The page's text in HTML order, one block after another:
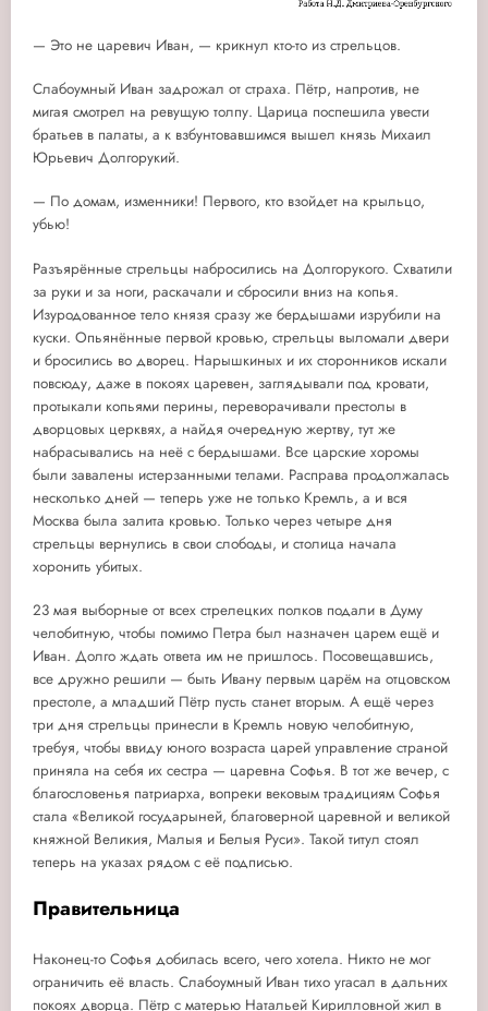
— Это не царевич Иван, — крикнул кто-то из стрельцов.
Слабоумный Иван задрожал от страха. Пётр, напротив, не
мигая смотрел на ревущую толпу. Царица поспешила увести
братьев в палаты, а к взбунтовавшимся вышел князь Михаил
Юрьевич Долгорукий.
— По домам, изменники! Первого, кто взойдет на крыльцо,
убью!
Разъярённые стрельцы набросились на Долгорукого. Схватили
за руки и за ноги, раскачали и сбросили вниз на копья.
Изуродованное тело князя сразу же бердышами изрубили на
куски. Опьянённые первой кровью, стрельцы выломали двери
и бросились во дворец. Нарышкиных и их сторонников искали
повсюду, даже в покоях царевен, заглядывали под кровати,
протыкали копьями перины, переворачивали престолы в
дворцовых церквях, а найдя очередную жертву, тут же
набрасывались на неё с бердышами. Все царские хоромы
были завалены истерзанными телами. Расправа продолжалась
несколько дней — теперь уже не только Кремль, а и вся
Москва была залита кровью. Только через четыре дня
стрельцы вернулись в свои слободы, и столица начала
хоронить убитых.
23 мая выборные от всех стрелецких полков подали в Думу
челобитную, чтобы помимо Петра был назначен царем ещё и
Иван. Долго ждать ответа им не пришлось. Посовещавшись,
все дружно решили — быть Ивану первым царём на отцовском
престоле, а младший Пётр пусть станет вторым. А ещё через
три дня стрельцы принесли в Кремль новую челобитную,
требуя, чтобы ввиду юного возраста царей управление страной
приняла на себя их сестра — царевна Софья. В тот же вечер, с
благословенья патриарха, вопреки вековым традициям Софья
стала «Великой государыней, благоверной царевной и великой
княжной Великия, Малыя и Белыя Руси». Такой титул стоял
теперь на указах рядом с её подписью.
Правительница
Наконец-то Софья добилась всего, чего хотела. Никто не мог
ограничить её власть. Слабоумный Иван тихо угасал в дальних
покоях дворца. Пётр с матерью Натальей Кирилловной жил в